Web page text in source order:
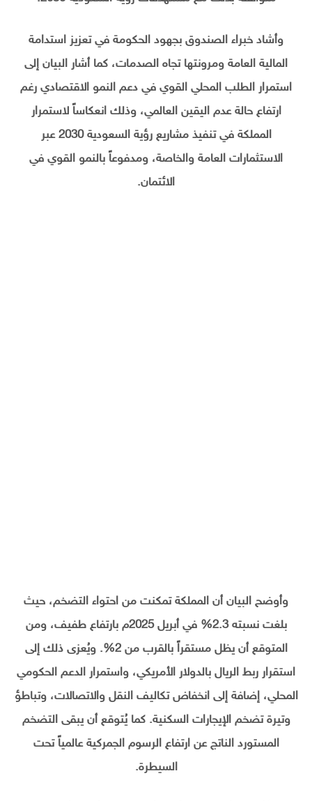
وأشاد خبراء الصندوق بجهود الحكومة في تعزيز استدامة
المالية العامة ومرونتها تجاه الصدمات، كما أشار البيان إلى
استمرار الطلب المحلي القوي في دعم النمو الاقتصادي رغم
ارتفاع حالة عدم اليقين العالمي، وذلك انعكاساً لاستمرار
المملكة في تنفيذ مشاريع رؤية السعودية 2030 عبر
الاستثمارات العامة والخاصة، ومدفوعاً بالنمو القوي في
الائتمان.
وأوضح البيان أن المملكة تمكنت من احتواء التضخم، حيث
بلغت نسبته 2.3% في أبريل 2025م بارتفاع طفيف، ومن
المتوقع أن يظل مستقراً بالقرب من 2%. ويُعزى ذلك إلى
استقرار ربط الريال بالدولار الأمريكي، واستمرار الدعم الحكومي
المحلي، إضافة إلى انخفاض تكاليف النقل والاتصالات، وتباطؤ
وتيرة تضخم الإيجارات السكنية. كما يُتوقع أن يبقى التضخم
المستورد الناتج عن ارتفاع الرسوم الجمركية عالمياً تحت
السيطرة.